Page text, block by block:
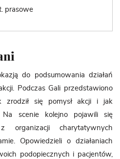
prasowe
do podsumowania działań
Podczas Gali przedstawiono
zrodził się pomysł akcji i jak
Na scenie kolejno pojawili się
organizacji charytatywnych
Opowiedzieli o działaniach
podopiecznych i pacjentów,